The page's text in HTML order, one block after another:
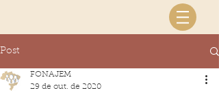
Post
FONAJEM
29 de out. de 2020